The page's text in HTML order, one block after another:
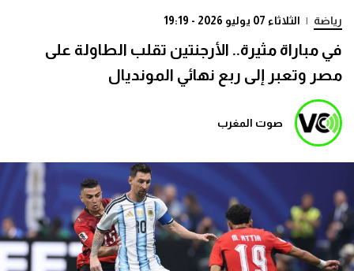
رياضة | الثلاثاء 07 يوليو 2026 - 19:19
في مباراة مثيرة.. الأرجنتين تقلب الطاولة على
مصر وتعبر إلى ربع نهائي المونديال
صوت المغرب